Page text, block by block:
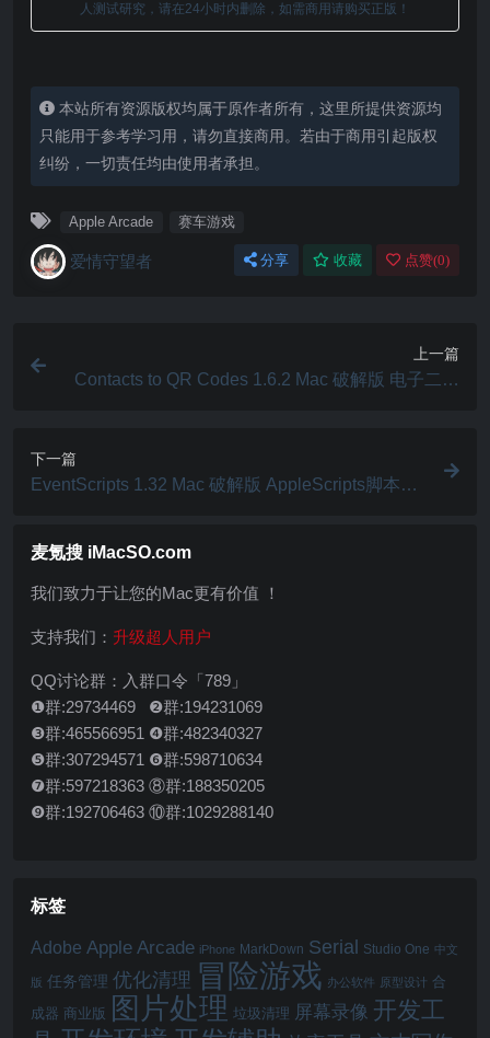
人测试研究，请在24小时内删除，如需商用请购买正版！
本站所有资源版权均属于原作者所有，这里所提供资源均
只能用于参考学习用，请勿直接商用。若由于商用引起版权
纠纷，一切责任均由使用者承担。
Apple Arcade 赛车游戏
爱情守望者 分享 收藏 点赞(0)
上一篇
Contacts to QR Codes 1.6.2 Mac 破解版 电子二维
下一篇
EventScripts 1.32 Mac 破解版 AppleScripts脚本触
麦氪搜 iMacSO.com
我们致力于让您的Mac更有价值 ！
支持我们： 升级超人用户
QQ讨论群：入群口令「789」
❶群:29734469 ❷群:194231069
❸群:465566951 ❹群:482340327
❺群:307294571 ❻群:598710634
❼群:597218363 ⑧群:188350205
❾群:192706463 ⑩群:1029288140
标签
Adobe Apple Arcade iPhone MarkDown Serial Studio One 中文
版 任务管理 优化清理 冒险游戏 办公软件 原型设计 合
成器 商业版 图片处理 垃圾清理 屏幕录像 开发工